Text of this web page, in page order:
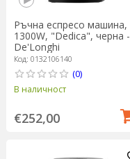
Ръчна еспресо машина,
1300W, "Dedica", черна -
De'Longhi
Код: 0132106140
(0)
В наличност
€252,00